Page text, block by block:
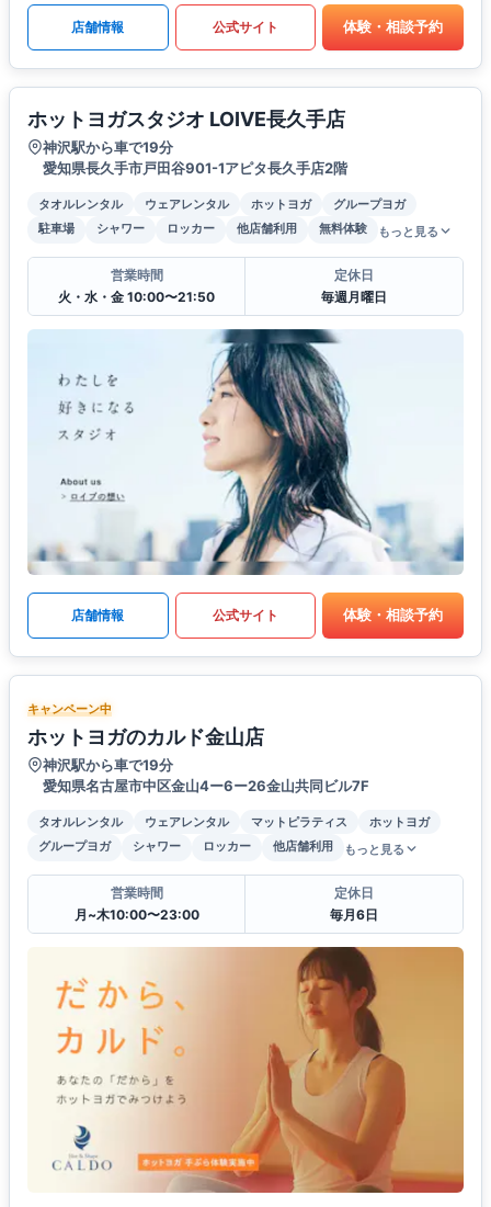
店舗情報 公式サイト 体験・相談予約
ホットヨガスタジオ LOIVE長久手店
神沢駅から車で19分
愛知県長久手市戸田谷901-1アピタ長久手店2階
タオルレンタル ウェアレンタル ホットヨガ
グループヨガ
駐車場
シャワー ロッカー 他店舗利用 無料体験 もっと見る
営業時間
火・水・金 10:00〜21:50
定休日
毎週月曜日
店舗情報 公式サイト 体験・相談予約
キャンペーン中
ホットヨガのカルド金山店
神沢駅から車で19分
愛知県名古屋市中区金山4ー6ー26金山共同ビル7F
タオルレンタル ウェアレンタル マットピラティス
ホットヨガ
グループヨガ
シャワー ロッカー 他店舗利用 もっと見る
営業時間
月~木10:00〜23:00
定休日
毎月6日